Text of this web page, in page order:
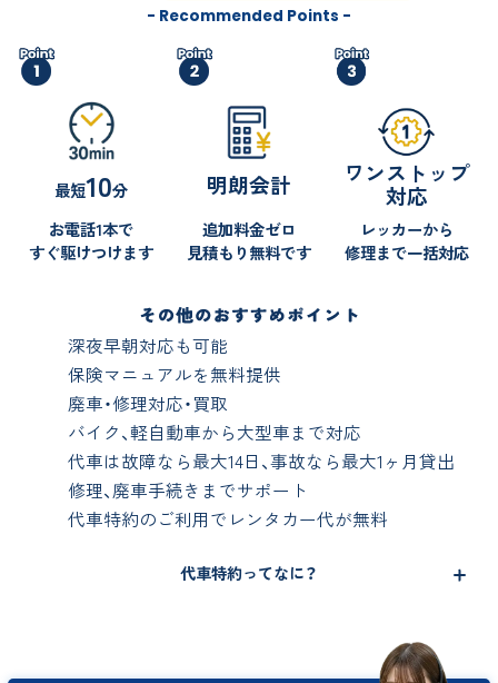
- Recommended Points -
最短10分
お電話1本で
すぐ駆けつけます
明朗会計
追加料金ゼロ
見積もり無料です
ワンストップ
対応
レッカーから
修理まで一括対応
深夜早朝対応も可能
保険マニュアルを無料提供
廃車・修理対応・買取
バイク、軽自動車から大型車まで対応
代車は故障なら最大14日、事故なら最大1ヶ月貸出
修理、廃車手続きまでサポート
代車特約のご利用でレンタカー代が無料
代車特約ってなに？